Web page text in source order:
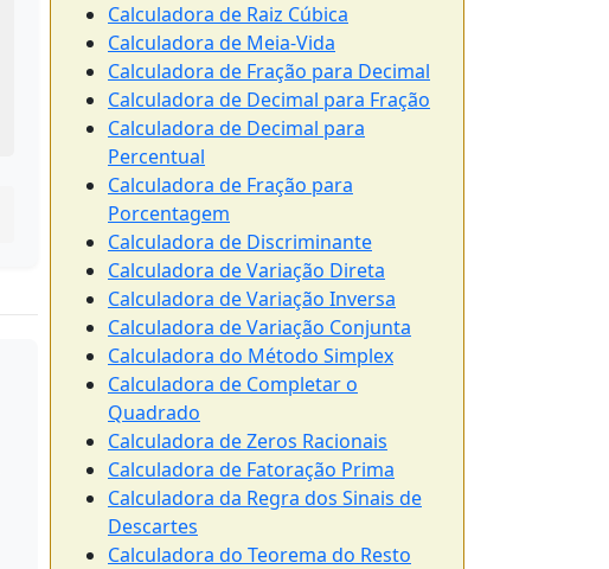
Calculadora de Raiz Cúbica
Calculadora de Meia-Vida
Calculadora de Fração para Decimal
Calculadora de Decimal para Fração
Calculadora de Decimal para
Percentual
Calculadora de Fração para
Porcentagem
Calculadora de Discriminante
Calculadora de Variação Direta
Calculadora de Variação Inversa
Calculadora de Variação Conjunta
Calculadora do Método Simplex
Calculadora de Completar o
Quadrado
Calculadora de Zeros Racionais
Calculadora de Fatoração Prima
Calculadora da Regra dos Sinais de
Descartes
Calculadora do Teorema do Resto